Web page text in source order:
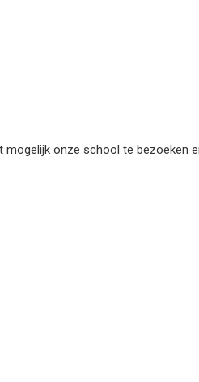
onze school te bezoeken